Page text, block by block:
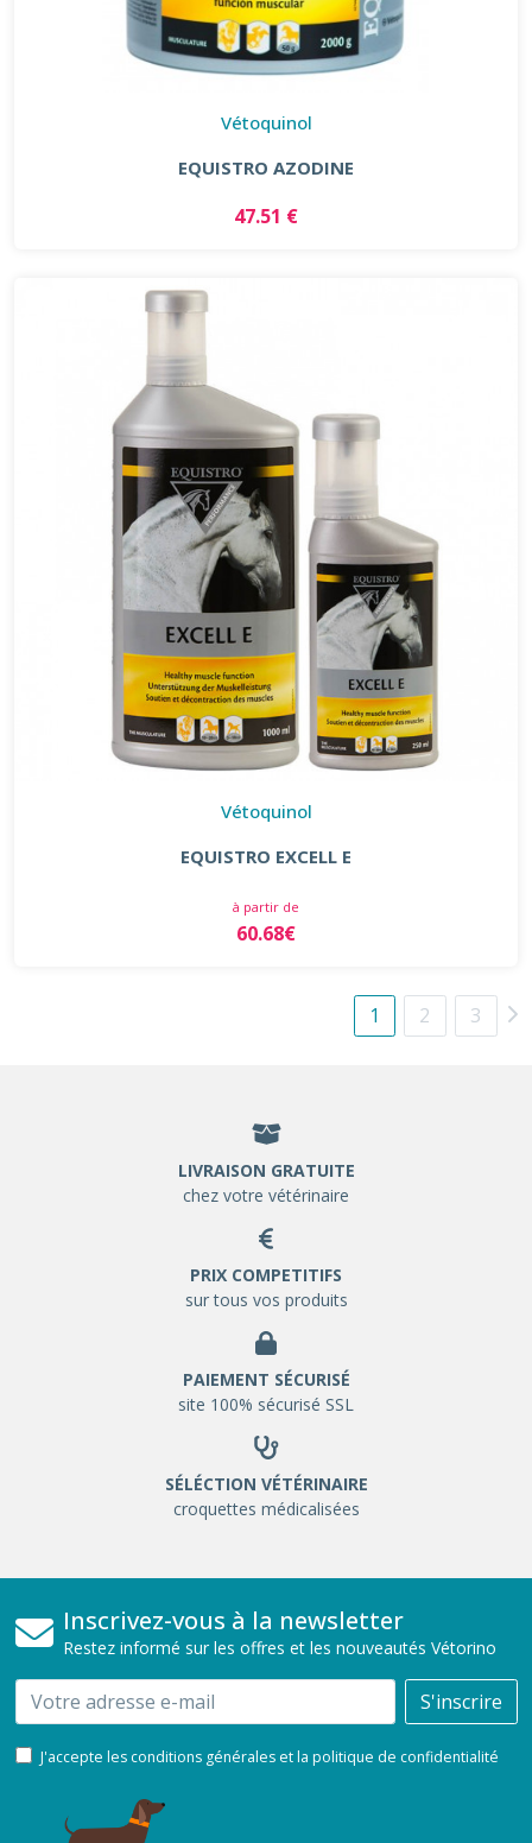
Vétoquinol
EQUISTRO AZODINE
47.51 €
Vétoquinol
EQUISTRO EXCELL E
à partir de
60.68€
1 2 3
LIVRAISON GRATUITE
chez votre vétérinaire
PRIX COMPETITIFS
sur tous vos produits
PAIEMENT SÉCURISÉ
site 100% sécurisé SSL
SÉLÉCTION VÉTÉRINAIRE
croquettes médicalisées
Inscrivez-vous à la newsletter
Restez informé sur les offres et les nouveautés Vétorino
Email S'inscrire
J'accepte les conditions générales et la politique de confidentialité